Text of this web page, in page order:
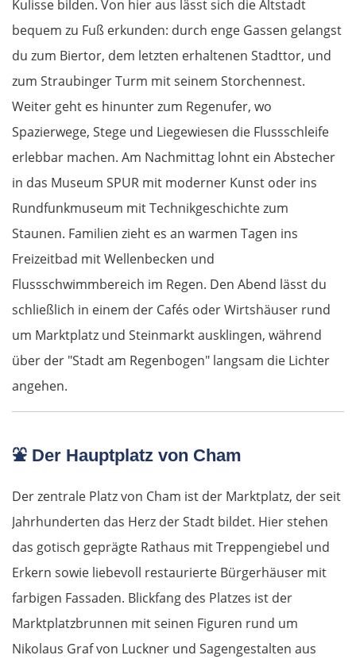
Kulisse bilden. Von hier aus lässt sich die Altstadt
bequem zu Fuß erkunden: durch enge Gassen gelangst
du zum Biertor, dem letzten erhaltenen Stadttor, und
zum Straubinger Turm mit seinem Storchennest.
Weiter geht es hinunter zum Regenufer, wo
Spazierwege, Stege und Liegewiesen die Flussschleife
erlebbar machen. Am Nachmittag lohnt ein Abstecher
in das Museum SPUR mit moderner Kunst oder ins
Rundfunkmuseum mit Technikgeschichte zum
Staunen. Familien zieht es an warmen Tagen ins
Freizeitbad mit Wellenbecken und
Flussschwimmbereich im Regen. Den Abend lässt du
schließlich in einem der Cafés oder Wirtshäuser rund
um Marktplatz und Steinmarkt ausklingen, während
über der "Stadt am Regenbogen" langsam die Lichter
angehen.
⛲ Der Hauptplatz von Cham
Der zentrale Platz von Cham ist der Marktplatz, der seit
Jahrhunderten das Herz der Stadt bildet. Hier stehen
das gotisch geprägte Rathaus mit Treppengiebel und
Erkern sowie liebevoll restaurierte Bürgerhäuser mit
farbigen Fassaden. Blickfang des Platzes ist der
Marktplatzbrunnen mit seinen Figuren rund um
Nikolaus Graf von Luckner und Sagengestalten aus